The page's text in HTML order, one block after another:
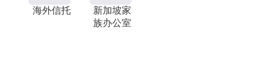
海外信托
新加坡家
族办公室